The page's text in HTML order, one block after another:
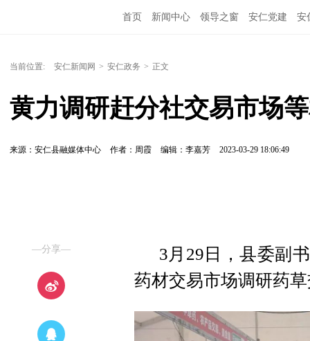
首页 新闻中心 领导之窗 安仁党建 安
当前位置: 安仁新闻网 > 安仁政务 > 正文
黄力调研赶分社交易市场
来源：安仁县融媒体中心 作者：周霞 编辑：李嘉芳 2023-03-29 18:06:49
—分享—
3月29日，县委副
药材交易市场调研药